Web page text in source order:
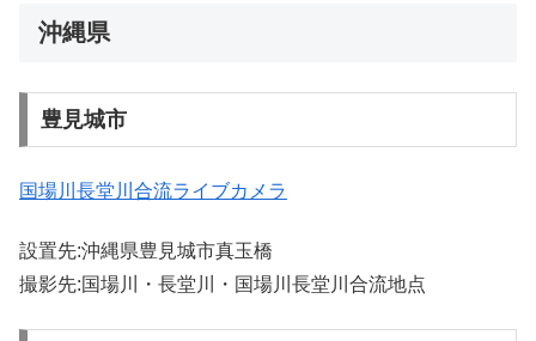
沖縄県
豊見城市
国場川長堂川合流ライブカメラ
設置先:沖縄県豊見城市真玉橋
撮影先:国場川・長堂川・国場川長堂川合流地点